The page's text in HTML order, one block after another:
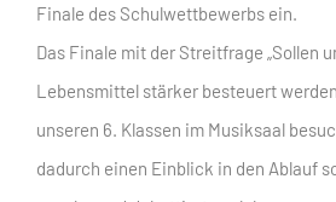
Finale des Schulwettbewerbs ein.
Das Finale mit der Streitfrage „Sollen
Lebensmittel stärker besteuert
unseren 6. Klassen im Musiksaal
dadurch einen Einblick in den Ablauf